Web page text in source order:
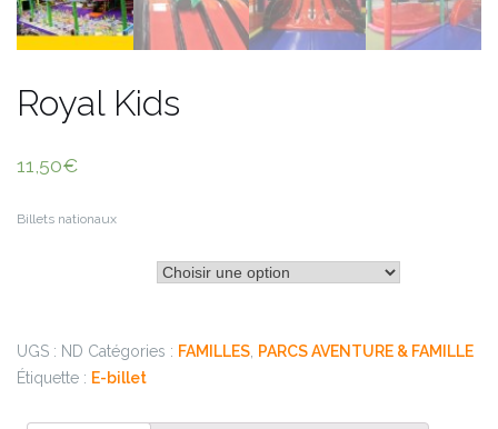
Royal Kids
11,50€
Billets nationaux
UGS : ND Catégories : FAMILLES PARCS AVENTURE & FAMILLE
Étiquette : E-billet